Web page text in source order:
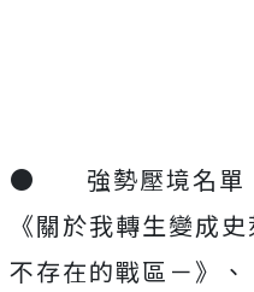
● 強勢壓境名單
《關於我轉生變成
不存在的戰區－》